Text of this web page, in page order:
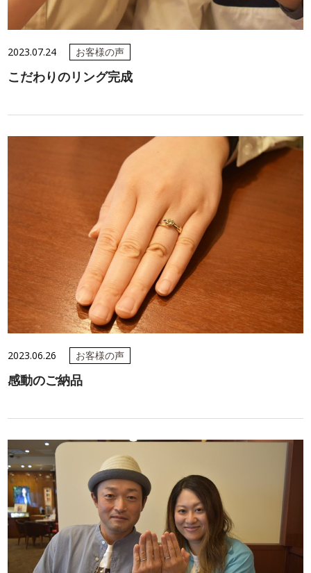
2023.07.24 お客様の声
こだわりのリング完成
2023.06.26 お客様の声
感動のご納品